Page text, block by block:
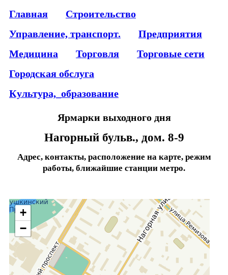
Главная
Строительство
Управление, транспорт.
Предприятия
Медицина
Торговля
Торговые сети
Городская обслуга
Культура,_образование
Ярмарки выходного дня
Нагорный бульв., дом. 8-9
Адрес, контакты, расположение на карте, режим
работы, ближайшие станции метро.
+
−